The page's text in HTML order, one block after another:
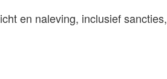
en naleving, inclusief sancties,